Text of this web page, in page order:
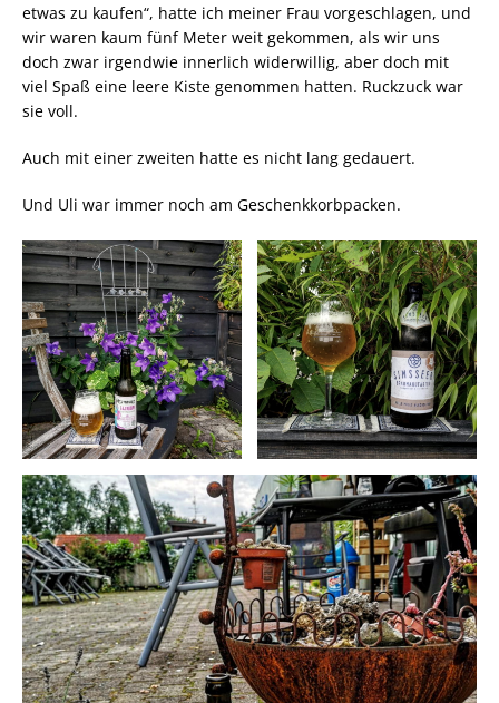
etwas zu kaufen“, hatte ich meiner Frau vorgeschlagen, und
wir waren kaum fünf Meter weit gekommen, als wir uns
doch zwar irgendwie innerlich widerwillig, aber doch mit
viel Spaß eine leere Kiste genommen hatten. Ruckzuck war
sie voll.
Auch mit einer zweiten hatte es nicht lang gedauert.
Und Uli war immer noch am Geschenkkorbpacken.